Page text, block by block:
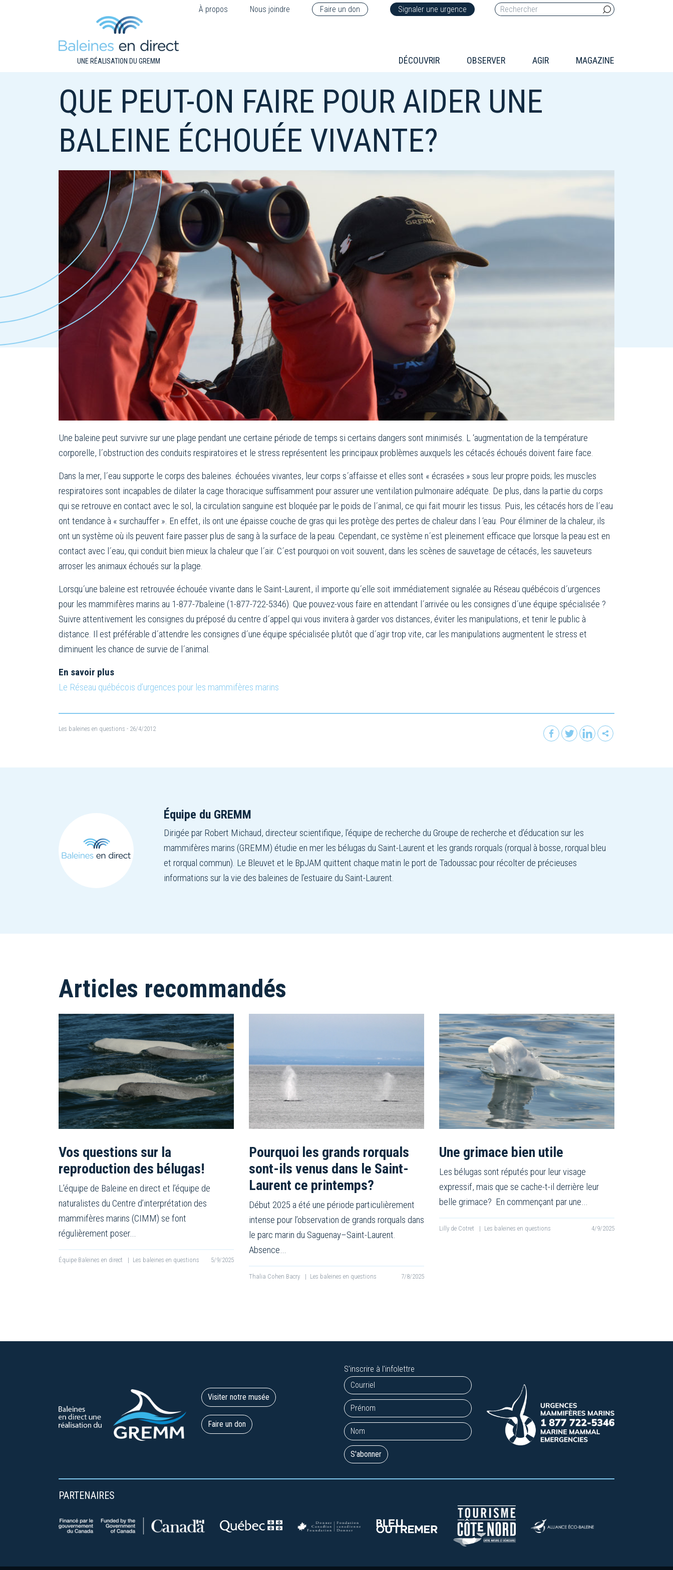
À propos Nous joindre Faire un don Signaler une urgence
UNE RÉALISATION DU GREMM DÉCOUVRIR OBSERVER AGIR MAGAZINE
QUE PEUT-ON FAIRE POUR AIDER UNE
BALEINE ÉCHOUÉE VIVANTE?
Une baleine peut survivre sur une plage pendant une certaine période de temps si certains dangers sont minimisés. L ‘augmentation de la température
corporelle, l´obstruction des conduits respiratoires et le stress représentent les principaux problèmes auxquels les cétacés échoués doivent faire face.
Dans la mer, l´eau supporte le corps des baleines. échouées vivantes, leur corps s´affaisse et elles sont « écrasées » sous leur propre poids; les muscles
respiratoires sont incapables de dilater la cage thoracique suffisamment pour assurer une ventilation pulmonaire adéquate. De plus, dans la partie du corps
qui se retrouve en contact avec le sol, la circulation sanguine est bloquée par le poids de l´animal, ce qui fait mourir les tissus. Puis, les cétacés hors de l´eau
ont tendance à « surchauffer ». En effet, ils ont une épaisse couche de gras qui les protège des pertes de chaleur dans l ‘eau. Pour éliminer de la chaleur, ils
ont un système où ils peuvent faire passer plus de sang à la surface de la peau. Cependant, ce système n´est pleinement efficace que lorsque la peau est en
contact avec l´eau, qui conduit bien mieux la chaleur que l´air. C´est pourquoi on voit souvent, dans les scènes de sauvetage de cétacés, les sauveteurs
arroser les animaux échoués sur la plage.
Lorsqu´une baleine est retrouvée échouée vivante dans le Saint-Laurent, il importe qu´elle soit immédiatement signalée au Réseau québécois d´urgences
pour les mammifères marins au 1-877-7baleine (1-877-722-5346). Que pouvez-vous faire en attendant l´arrivée ou les consignes d´une équipe spécialisée ?
Suivre attentivement les consignes du préposé du centre d´appel qui vous invitera à garder vos distances, éviter les manipulations, et tenir le public à
distance. Il est préférable d´attendre les consignes d´une équipe spécialisée plutôt que d´agir trop vite, car les manipulations augmentent le stress et
diminuent les chance de survie de l´animal.
En savoir plus
Le Réseau québécois d’urgences pour les mammifères marins
Les baleines en questions - 26/4/2012
Équipe du GREMM
Dirigée par Robert Michaud, directeur scientifique, l’équipe de recherche du Groupe de recherche et d’éducation sur les
mammifères marins (GREMM) étudie en mer les bélugas du Saint-Laurent et les grands rorquals (rorqual à bosse, rorqual bleu
et rorqual commun). Le Bleuvet et le BpJAM quittent chaque matin le port de Tadoussac pour récolter de précieuses
informations sur la vie des baleines de l’estuaire du Saint-Laurent.
Articles recommandés
Vos questions sur la
reproduction des bélugas!
L’équipe de Baleine en direct et l’équipe de
naturalistes du Centre d’interprétation des
mammifères marins (CIMM) se font
régulièrement poser…
Équipe Baleines en direct | Les baleines en questions 5/9/2025
Pourquoi les grands rorquals
sont-ils venus dans le Saint-
Laurent ce printemps?
Début 2025 a été une période particulièrement
intense pour l’observation de grands rorquals dans
le parc marin du Saguenay–Saint-Laurent.
Absence…
Thalia Cohen Bacry | Les baleines en questions 7/8/2025
Une grimace bien utile
Les bélugas sont réputés pour leur visage
expressif, mais que se cache-t-il derrière leur
belle grimace? En commençant par une…
Lilly de Cotret | Les baleines en questions 4/9/2025
Visiter notre musée
Faire un don
S'inscrire à l'infolettre
PARTENAIRES